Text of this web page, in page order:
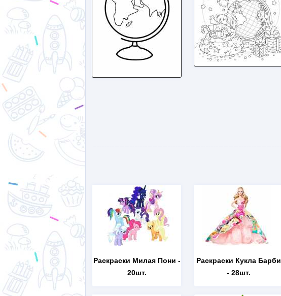
Раскраски Милая Пони -
20шт.
Раскраски Кукла Барби
- 28шт.